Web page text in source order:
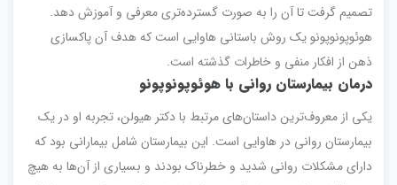
تصمیم گرفت تا آن را به صورت گسترده‌تری معرفی و آموزش دهد.
هوئوپونوپونو یک روش باستانی هاوایی است که هدف آن پاکسازی
ذهن از افکار منفی و خاطرات گذشته است.
درمان بیمارستان روانی با هوئوپونوپونو
یکی از معروف‌ترین داستان‌های مرتبط با دکتر هیولن، تجربه او در یک
بیمارستان روانی در هاوایی است. این بیمارستان شامل بیمارانی بود که
دارای مشکلات روانی شدید و خطرناک بودند و بسیاری از آن‌ها به هیچ